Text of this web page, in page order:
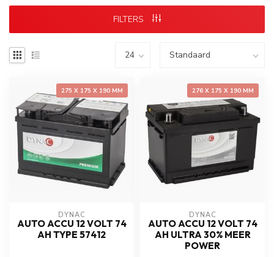
FILTERS
275 X 175 X 190 MM
DYNAC
AUTO ACCU 12 VOLT 74
AH TYPE 57412
276 X 175 X 190 MM
DYNAC
AUTO ACCU 12 VOLT 74
AH ULTRA 30% MEER
POWER